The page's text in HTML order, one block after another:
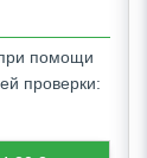
помощи
проверки: